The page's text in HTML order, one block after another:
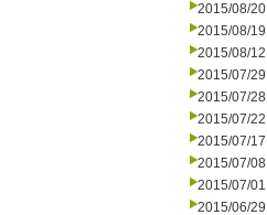
2015/08/20
2015/08/19
2015/08/12
2015/07/29
2015/07/28
2015/07/22
2015/07/17
2015/07/08
2015/07/01
2015/06/29